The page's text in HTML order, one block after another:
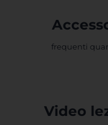
frequenti
Video